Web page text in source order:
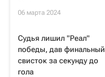
06 марта 2024
Судья лишил "Реал"
победы, дав финальный
свисток за секунду до
гола